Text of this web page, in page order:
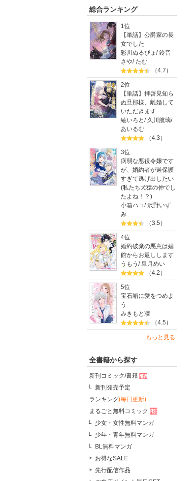
総合ランキング
1位
【単話】公爵家の長
女でした
彩川ぬるぴょ /鈴音
さや/たむ
（4.7）
2位
【単話】拝啓見知ら
ぬ旦那様、離婚して
いただきます
紬いろと / 久川航璃/
あいるむ
（4.3）
3位
病弱な悪役令嬢です
が、婚約者が過保護
すぎて逃げ出したい
(私たち犬猿の仲でし
たよね！？)
小箱ハコ/沢野いず
み
（3.5）
4位
婚約破棄の悪意は娼
館からお返しします
うもう /皐月めい
（4.2）
5位
宝石箱に愛をつめよ
う
みきもと凜
（4.5）
もっと見る
全書籍から探す
新刊コミック/書籍
新刊発売予定
ランキング(毎日更新)
まるごと無料コミック
少女・女性無料マンガ
少年・青年無料マンガ
BL無料マンガ
お得なSALE
先行配信作品